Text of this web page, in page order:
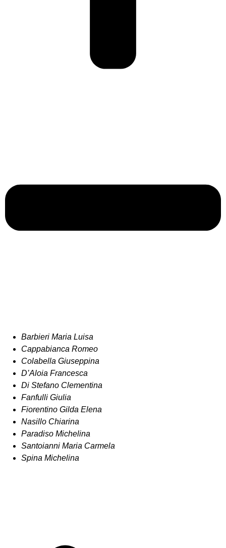
Barbieri Maria Luisa
Cappabianca Romeo
Colabella Giuseppina
D’Aloia Francesca
Di Stefano Clementina
Fanfulli Giulia
Fiorentino Gilda Elena
Nasillo Chiarina
Paradiso Michelina
Santoianni Maria Carmela
Spina Michelina